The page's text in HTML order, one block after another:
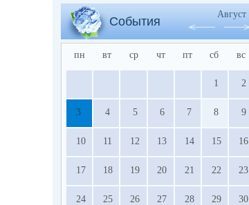
События
Август
пн вт ср чт пт сб вс
1 2
3 4 5 6 7 8 9
10 11 12 13 14 15 16
17 18 19 20 21 22 23
24 25 26 27 28 29 30